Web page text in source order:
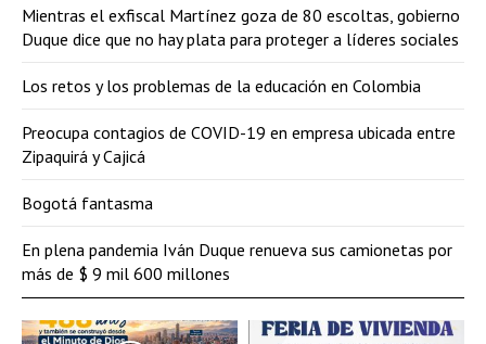
Mientras el exfiscal Martínez goza de 80 escoltas, gobierno
Duque dice que no hay plata para proteger a líderes sociales
Los retos y los problemas de la educación en Colombia
Preocupa contagios de COVID-19 en empresa ubicada entre
Zipaquirá y Cajicá
Bogotá fantasma
En plena pandemia Iván Duque renueva sus camionetas por
más de $ 9 mil 600 millones